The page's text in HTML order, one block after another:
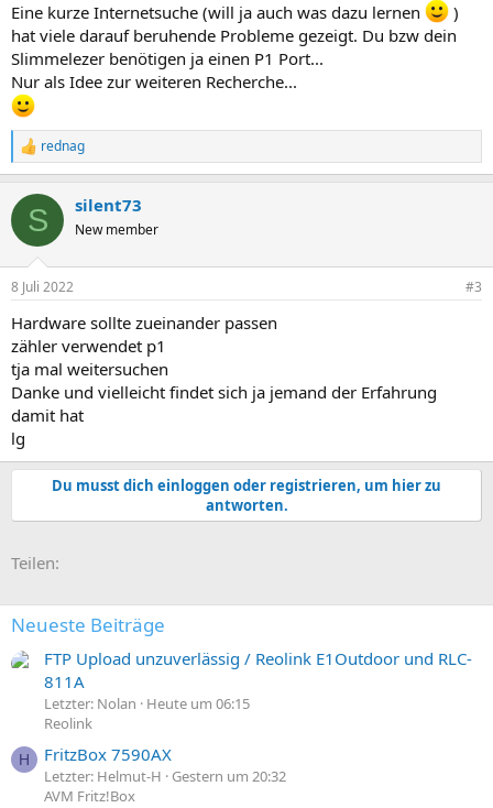
Eine kurze Internetsuche (will ja auch was dazu lernen
)
hat viele darauf beruhende Probleme gezeigt. Du bzw dein
Slimmelezer benötigen ja einen P1 Port...
Nur als Idee zur weiteren Recherche...
R
e
k
i
e
:
rednag
S silent73
New member
8 Juli 2022 #3
Hardware sollte zueinander passen
zähler verwendet p1
tja mal weitersuchen
Danke und vielleicht findet sich ja jemand der Erfahrung
damit hat
lg
Du musst dich einloggen oder registrieren, um hier zu
antworten.
Teilen:
Neueste Beiträge
FTP Upload unzuverlässig / Reolink E1Outdoor und RLC-
811A
Letzter: Nolan
Heute um 06:15
Reolink
H FritzBox 7590AX
Letzter: Helmut-H
Gestern um 20:32
AVM Fritz!Box